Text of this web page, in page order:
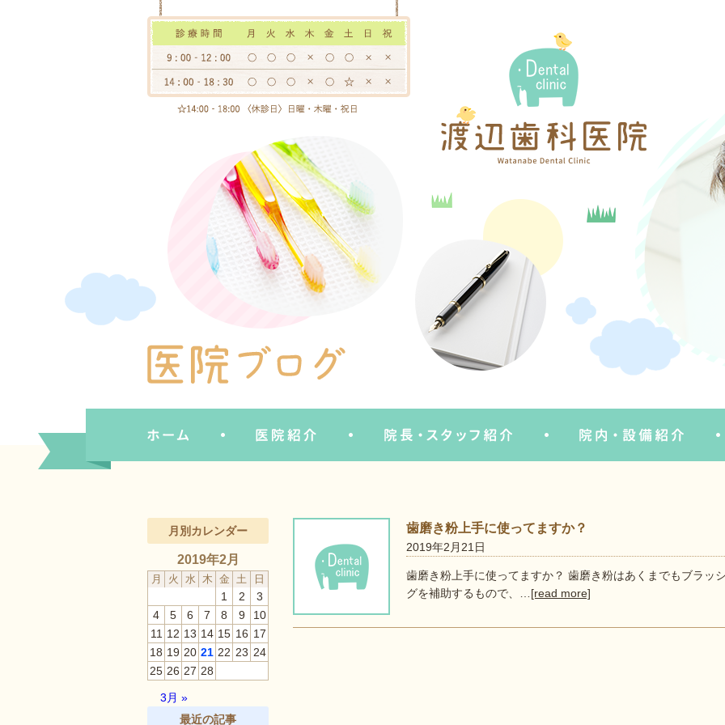
歯磨き粉上手に使ってますか？
2019年2月21日
歯磨き粉上手に使ってますか？ 歯磨き粉はあくまでもブラッ
グを補助するもので、… [read more]
月別カレンダー
2019年2月
月 火 水 木 金 土 日
1 2
3
4
5 6 7 8 9
10
11 12 13 14 15 16 17
18 19 20 21 22 23 24
25 26 27 28
3月 »
最近の記事